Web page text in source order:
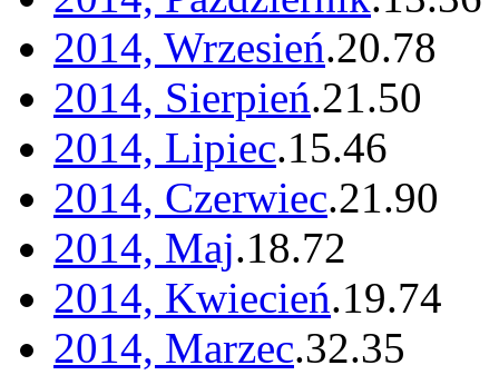
2014, Wrzesień.20.78
2014, Sierpień.21.50
2014, Lipiec.15.46
2014, Czerwiec.21.90
2014, Maj.18.72
2014, Kwiecień.19.74
2014, Marzec.32.35